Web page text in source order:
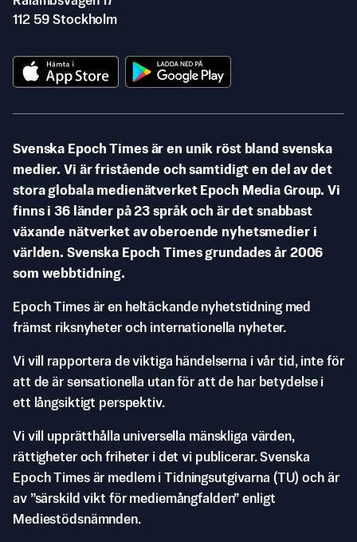
112 59 Stockholm
Svenska Epoch Times är en unik röst bland svenska
medier. Vi är fristående och samtidigt en del av det
stora globala medienätverket Epoch Media Group. Vi
finns i 36 länder på 23 språk och är det snabbast
växande nätverket av oberoende nyhetsmedier i
världen. Svenska Epoch Times grundades år 2006
som webbtidning.
Epoch Times är en heltäckande nyhetstidning med
främst riksnyheter och internationella nyheter.
Vi vill rapportera de viktiga händelserna i vår tid, inte för
att de är sensationella utan för att de har betydelse i
ett långsiktigt perspektiv.
Vi vill upprätthålla universella mänskliga värden,
rättigheter och friheter i det vi publicerar. Svenska
Epoch Times är medlem i Tidningsutgivarna (TU) och är
av ”särskild vikt för mediemångfalden” enligt
Mediestödsnämnden.